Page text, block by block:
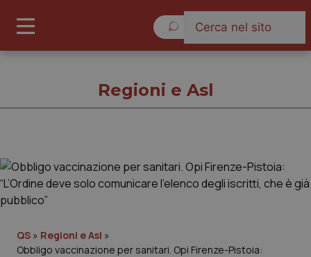
Cronache
Governo e Parlamento
Regioni e Asl
QS » Regioni e Asl »
Obbligo vaccinazione per sanitari. Opi Firenze-Pistoia: